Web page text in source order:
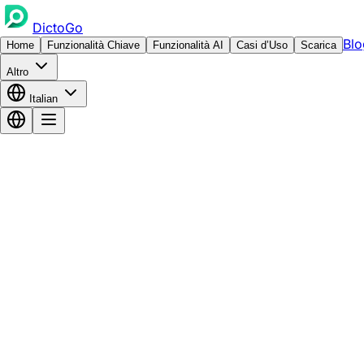
DictoGo
Home Funzionalità Chiave Funzionalità AI Casi d’Uso Scarica
Altro
Italian